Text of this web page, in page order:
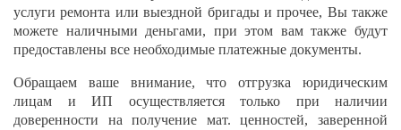
услуги ремонта или выездной бригады и прочее, Вы также
можете наличными деньгами, при этом вам также будут
предоставлены все необходимые платежные документы.
Обращаем ваше внимание, что отгрузка юридическим
лицам и ИП осуществляется только при наличии
доверенности на получение мат. ценностей, заверенной